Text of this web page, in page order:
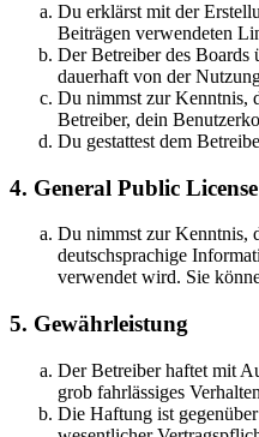
Du erklärst mit der
Beiträgen verwendeten
Der Betreiber des Boards
dauerhaft von der
Du nimmst zur Kenntnis,
Betreiber, dein
Du gestattest dem
4. General Public License
Du nimmst zur Kenntnis,
deutschsprachige
verwendet wird. Sie
5. Gewährleistung
Der Betreiber haftet mit
grob fahrlässiges
Die Haftung ist